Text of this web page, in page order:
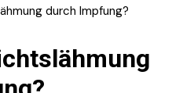
durch Impfung?